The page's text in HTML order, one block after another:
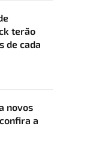
terão
de cada
novos
a